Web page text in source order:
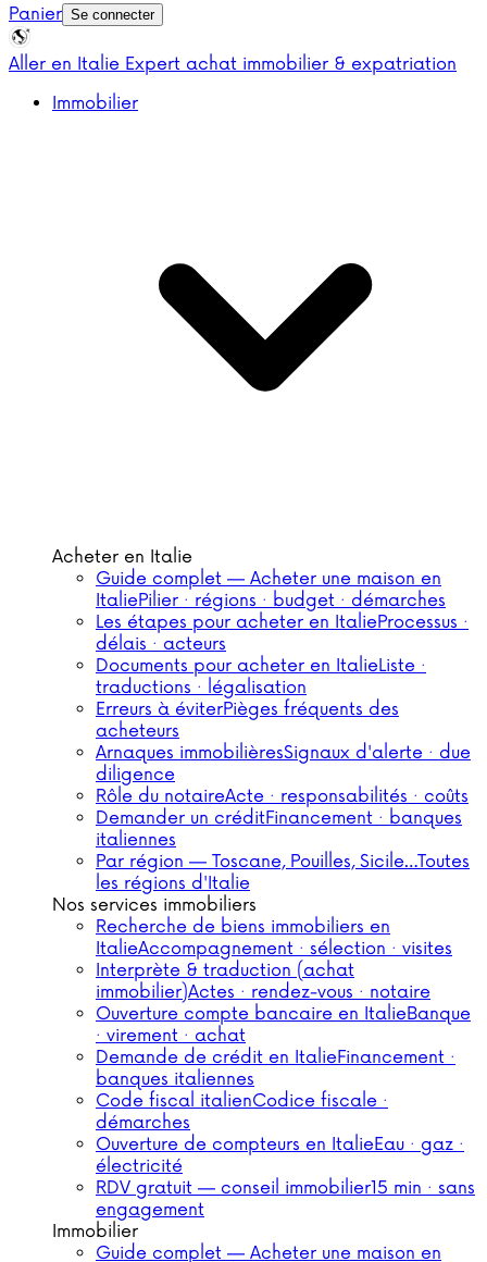
Panier Se connecter
Aller en Italie Expert achat immobilier & expatriation
Immobilier
Acheter en Italie
Guide complet — Acheter une maison en
ItaliePilier · régions · budget · démarches
Les étapes pour acheter en ItalieProcessus ·
délais · acteurs
Documents pour acheter en ItalieListe ·
traductions · légalisation
Erreurs à éviterPièges fréquents des
acheteurs
Arnaques immobilièresSignaux d'alerte · due
diligence
Rôle du notaireActe · responsabilités · coûts
Demander un créditFinancement · banques
italiennes
Par région — Toscane, Pouilles, Sicile…Toutes
les régions d'Italie
Nos services immobiliers
Recherche de biens immobiliers en
ItalieAccompagnement · sélection · visites
Interprète & traduction (achat
immobilier)Actes · rendez-vous · notaire
Ouverture compte bancaire en ItalieBanque
· virement · achat
Demande de crédit en ItalieFinancement ·
banques italiennes
Code fiscal italienCodice fiscale ·
démarches
Ouverture de compteurs en ItalieEau · gaz ·
électricité
RDV gratuit — conseil immobilier15 min · sans
engagement
Immobilier
Guide complet — Acheter une maison en